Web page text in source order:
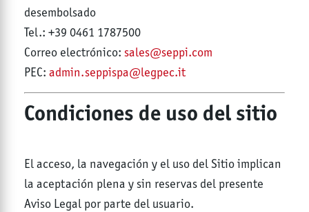
desembolsado
Tel.: +39 0461 1787500
Correo electrónico: sales@seppi.com
PEC: admin.seppispa@legpec.it
Condiciones de uso del sitio
El acceso, la navegación y el uso del Sitio implican
la aceptación plena y sin reservas del presente
Aviso Legal por parte del usuario.